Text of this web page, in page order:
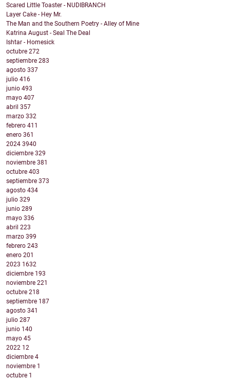
Scared Little Toaster - NUDIBRANCH
Layer Cake - Hey Mr.
The Man and the Southern Poetry - Alley of Mine
Katrina August - Seal The Deal
Ishtar - Homesick
octubre 272
septiembre 283
agosto 337
julio 416
junio 493
mayo 407
abril 357
marzo 332
febrero 411
enero 361
2024 3940
diciembre 329
noviembre 381
octubre 403
septiembre 373
agosto 434
julio 329
junio 289
mayo 336
abril 223
marzo 399
febrero 243
enero 201
2023 1632
diciembre 193
noviembre 221
octubre 218
septiembre 187
agosto 341
julio 287
junio 140
mayo 45
2022 12
diciembre 4
noviembre 1
octubre 1